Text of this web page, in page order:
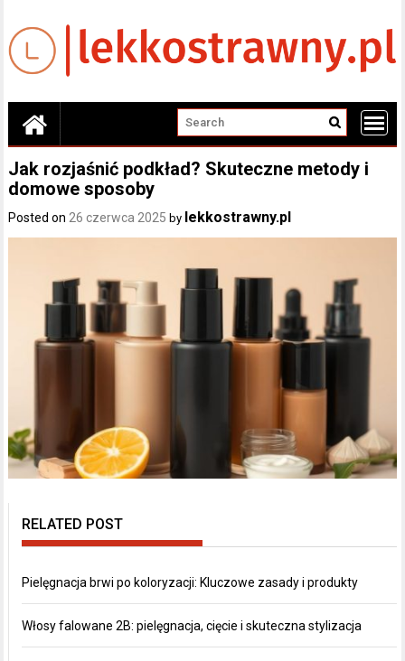
content
Jak rozjaśnić podkład? Skuteczne metody i
domowe sposoby
Posted on 26 czerwca 2025 by lekkostrawny.pl
RELATED POST
Pielęgnacja brwi po koloryzacji: Kluczowe zasady i produkty
Włosy falowane 2B: pielęgnacja, cięcie i skuteczna stylizacja